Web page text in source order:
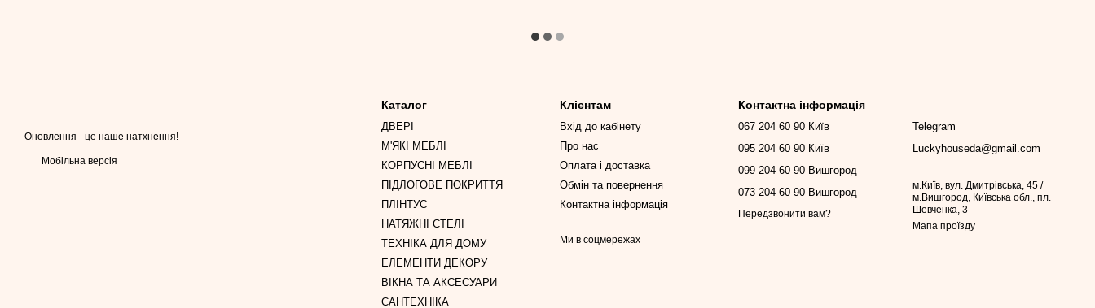
Оновлення - це наше натхнення!
Мобільна версія
Каталог
ДВЕРІ
М'ЯКІ МЕБЛІ
КОРПУСНІ МЕБЛІ
ПІДЛОГОВЕ ПОКРИТТЯ
ПЛІНТУС
НАТЯЖНІ СТЕЛІ
ТЕХНІКА ДЛЯ ДОМУ
ЕЛЕМЕНТИ ДЕКОРУ
ВІКНА ТА АКСЕСУАРИ
САНТЕХНІКА
Клієнтам
Вхід до кабінету
Про нас
Оплата і доставка
Обмін та повернення
Контактна інформація
Ми в соцмережах
Контактна інформація
067 204 60 90 Київ
095 204 60 90 Київ
099 204 60 90 Вишгород
073 204 60 90 Вишгород
Передзвонити вам?
Telegram
Luckyhouseda@gmail.com
м.Київ, вул. Дмитрівська, 45 /
м.Вишгород, Київська обл., пл.
Шевченка, 3
Мапа проїзду